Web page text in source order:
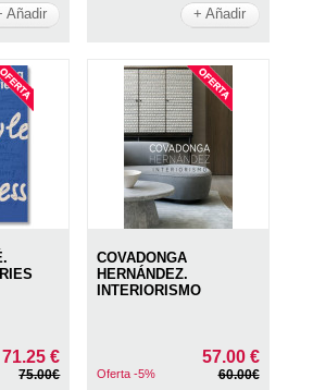
Añadir + Añadir
71.25 €
75.00€
COVADONGA
HERNÁNDEZ.
INTERIORISMO
57.00 €
Oferta -5% 60.00€